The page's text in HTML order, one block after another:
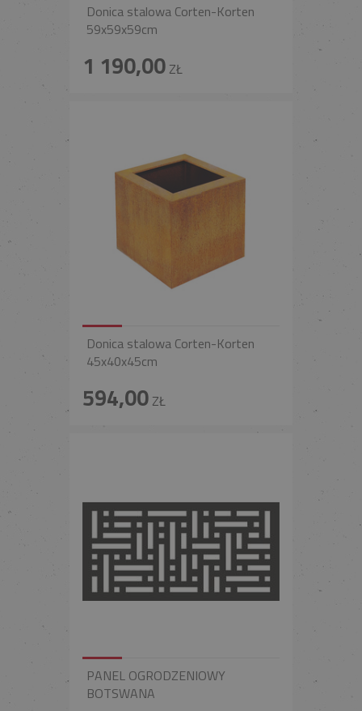
Donica stalowa Corten-Korten
59x59x59cm
1 190,00ZŁ
Donica stalowa Corten-Korten
45x40x45cm
594,00ZŁ
PANEL OGRODZENIOWY
BOTSWANA